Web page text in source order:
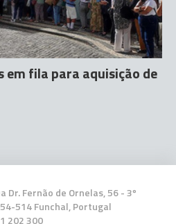
em fila para aquisição de
Dr. Fernão de Ornelas, 56 - 3º
514 Funchal, Portugal
202 300